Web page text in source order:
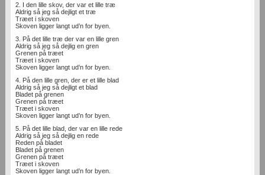
2. I den lille skov, der var et lille træ
Aldrig så jeg så dejligt et træ
Træet i skoven
Skoven ligger langt ud’n for byen.
3. På det lille træ der var en lille gren
Aldrig så jeg så dejlig en gren
Grenen på træet
Træet i skoven
Skoven ligger langt ud’n for byen.
4. På den lille gren, der er et lille blad
Aldrig så jeg så dejligt et blad
Bladet på grenen
Grenen på træet
Træet i skoven
Skoven ligger langt ud’n for byen.
5. På det lille blad, der var en lille rede
Aldrig så jeg så dejlig en rede
Reden på bladet
Bladet på grenen
Grenen på træet
Træet i skoven
Skoven ligger langt ud’n for byen.